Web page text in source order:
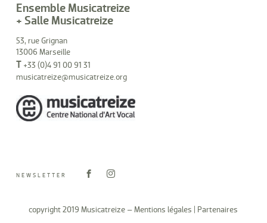
Ensemble Musicatreize
+ Salle Musicatreize
53, rue Grignan
13006 Marseille
T+33 (0)4 91 00 91 31
musicatreize@musicatreize.org
NEWSLETTER
copyright 2019 Musicatreize –Mentions légales Partenaires